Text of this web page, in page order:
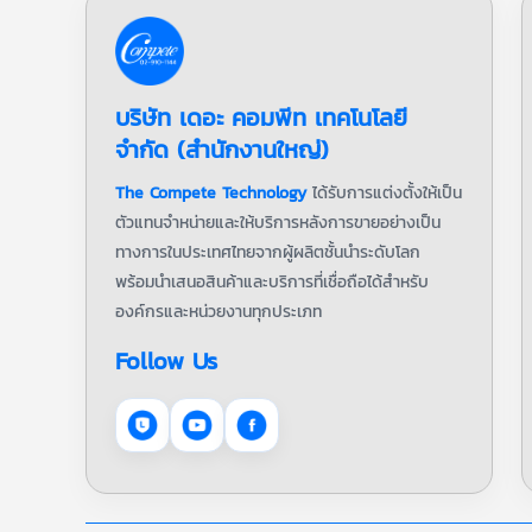
บริษัท เดอะ คอมพีท เทคโนโลยี
จำกัด (สำนักงานใหญ่)
The Compete Technologyได้รับการแต่งตั้งให้เป็น
ตัวแทนจำหน่ายและให้บริการหลังการขายอย่างเป็น
ทางการในประเทศไทยจากผู้ผลิตชั้นนำระดับโลก
พร้อมนำเสนอสินค้าและบริการที่เชื่อถือได้สำหรับ
องค์กรและหน่วยงานทุกประเภท
Follow Us